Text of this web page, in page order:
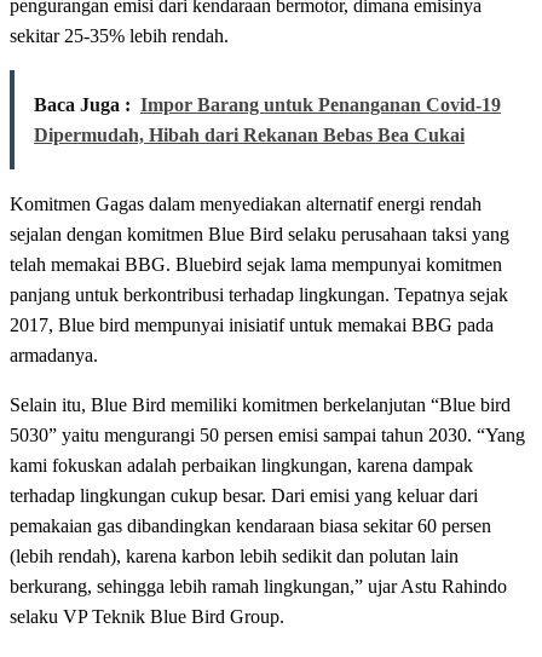
pengurangan emisi dari kendaraan bermotor, dimana emisinya
sekitar 25-35% lebih rendah.
Baca Juga : Impor Barang untuk Penanganan Covid-19
Dipermudah, Hibah dari Rekanan Bebas Bea Cukai
Komitmen Gagas dalam menyediakan alternatif energi rendah
sejalan dengan komitmen Blue Bird selaku perusahaan taksi yang
telah memakai BBG. Bluebird sejak lama mempunyai komitmen
panjang untuk berkontribusi terhadap lingkungan. Tepatnya sejak
2017, Blue bird mempunyai inisiatif untuk memakai BBG pada
armadanya.
Selain itu, Blue Bird memiliki komitmen berkelanjutan “Blue bird
5030” yaitu mengurangi 50 persen emisi sampai tahun 2030. “Yang
kami fokuskan adalah perbaikan lingkungan, karena dampak
terhadap lingkungan cukup besar. Dari emisi yang keluar dari
pemakaian gas dibandingkan kendaraan biasa sekitar 60 persen
(lebih rendah), karena karbon lebih sedikit dan polutan lain
berkurang, sehingga lebih ramah lingkungan,” ujar Astu Rahindo
selaku VP Teknik Blue Bird Group.